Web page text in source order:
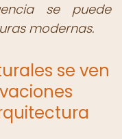
se puede
modernas.
se ven